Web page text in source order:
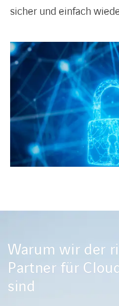
sicher und einfach
Warum wir der
Partner für
sind